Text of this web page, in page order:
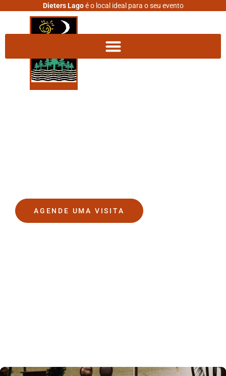
Dieters Lagoé o local ideal para o seu evento
AGENDE UMA VISITA